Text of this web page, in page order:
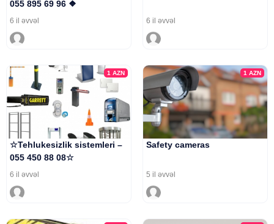
055 895 69 96 ❖
6 il əvvəl 6 il əvvəl
1AZN
☆Tehlukesizlik sistemleri –
055 450 88 08☆
6 il əvvəl
1 AZN
Safety cameras
5 il əvvəl